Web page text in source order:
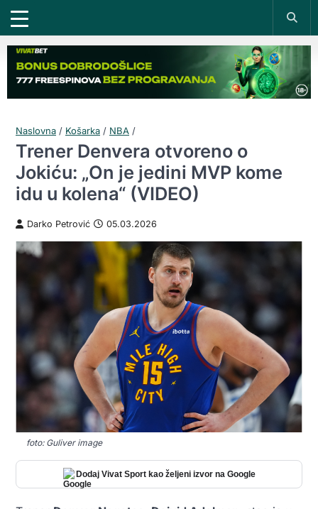
Naslovna / Košarka / NBA /
Trener Denvera otvoreno o
Jokiću: „On je jedini MVP kome
idu u kolena“ (VIDEO)
Darko Petrović 05.03.2026
foto: Guliver image
Dodaj Vivat Sport kao željeni izvor na Google